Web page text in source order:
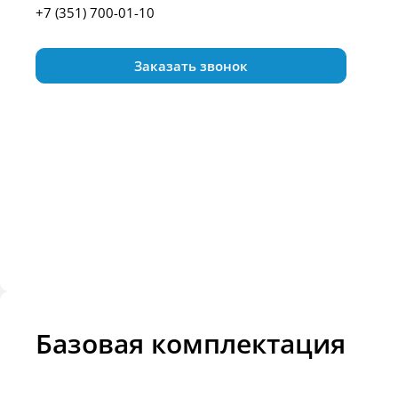
+7 (351) 700-01-10
Заказать звонок
Базовая комплектация